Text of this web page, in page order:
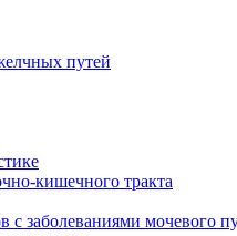
путей
кишечного тракта
с заболеваниями мочевого